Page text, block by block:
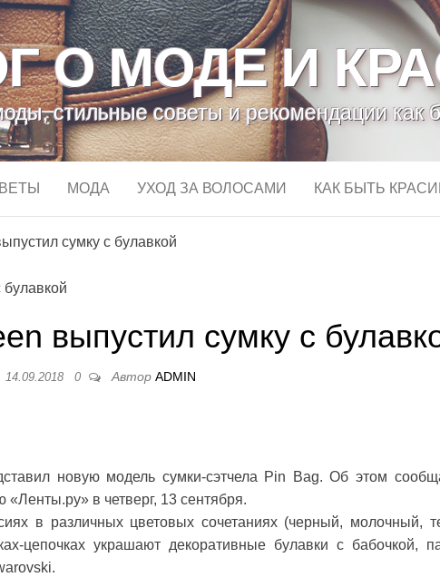
О МОДЕ И
стильные советы и рекомендации как
МОДА УХОД ЗА ВОЛОСАМИ КАК БЫТЬ
сумку с булавкой
выпустил сумку с
14.09.2018 0 Автор ADMIN
новую модель сумки-сэтчела Pin Bag. Об этом
в четверг, 13 сентября.
в различных цветовых сочетаниях (черный, молочный,
цепочках украшают декоративные булавки с бабочкой,